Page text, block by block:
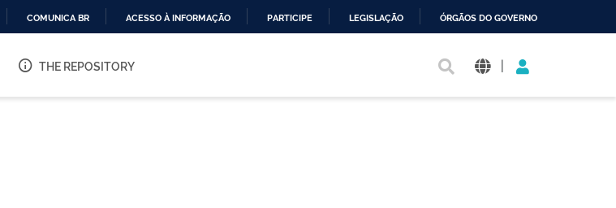
O
COMUNICA BR ACESSO À INFORMAÇÃO PARTICIPE LEGISLAÇÃO ÓRGÃOS DO GOVERNO
THE REPOSITORY |